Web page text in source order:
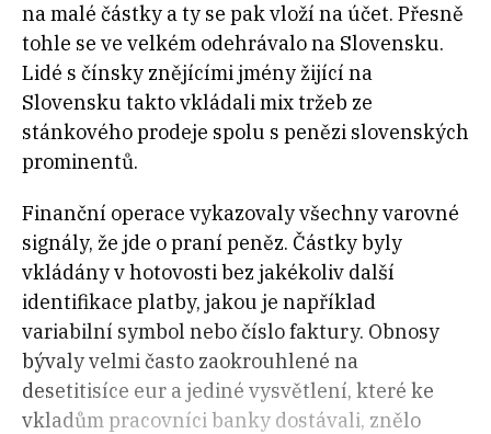
na malé částky a ty se pak vloží na účet. Přesně
tohle se ve velkém odehrávalo na Slovensku.
Lidé s čínsky znějícími jmény žijící na
Slovensku takto vkládali mix tržeb ze
stánkového prodeje spolu s penězi slovenských
prominentů.
Finanční operace vykazovaly všechny varovné
signály, že jde o praní peněz. Částky byly
vkládány v hotovosti bez jakékoliv další
identifikace platby, jakou je například
variabilní symbol nebo číslo faktury. Obnosy
bývaly velmi často zaokrouhlené na
desetitisíce eur a jediné vysvětlení, které ke
vkladům pracovníci banky dostávali, znělo